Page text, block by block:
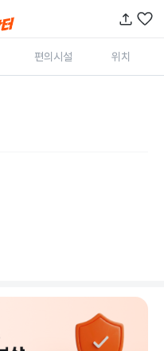
편의시설 위치